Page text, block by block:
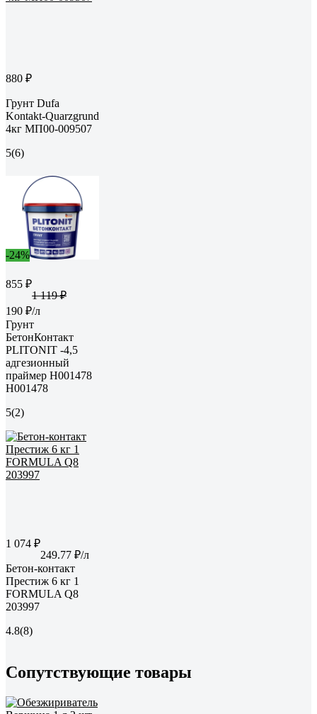
880 ₽
Грунт Dufa
Kontakt-Quarzgrund
4кг МП00-009507
5(6)
-24%
855 ₽
1 119 ₽
190 ₽/л
Грунт
БетонКонтакт
PLITONIT -4,5
адгезионный
праймер H001478
Н001478
5(2)
1 074 ₽
249.77 ₽/л
Бетон-контакт
Престиж 6 кг 1
FORMULA Q8
203997
4.8(8)
Сопутствующие товары